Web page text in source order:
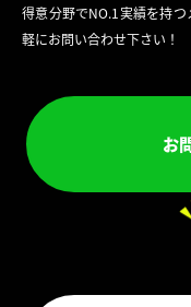
得意分野でNO.1実績を持
軽にお問い合わせ下さい！
お